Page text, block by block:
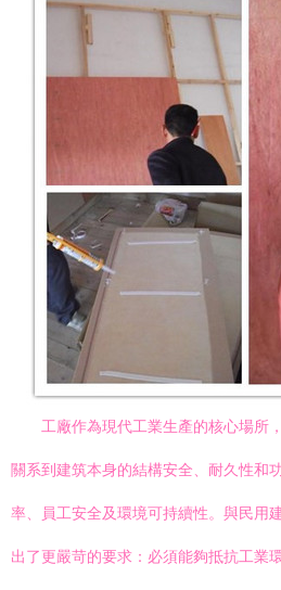
工廠作為現代工業生產的核心場所
關系到建筑本身的結構安全、耐久性和
率、員工安全及環境可持續性。與民用
出了更嚴苛的要求：必須能夠抵抗工業